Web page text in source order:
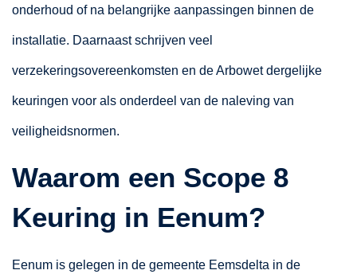
onderhoud of na belangrijke aanpassingen binnen de
installatie. Daarnaast schrijven veel
verzekeringsovereenkomsten en de Arbowet dergelijke
keuringen voor als onderdeel van de naleving van
veiligheidsnormen.
Waarom een Scope 8
Keuring in Eenum?
Eenum is gelegen in de gemeente Eemsdelta in de